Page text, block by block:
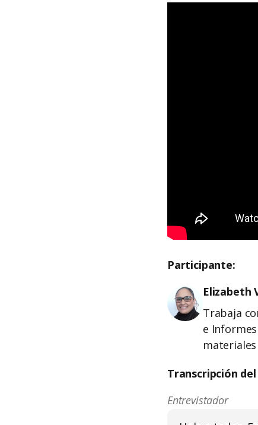
Participante:
Elizabeth
Trabaja
e
Transcripción
Entrevistador